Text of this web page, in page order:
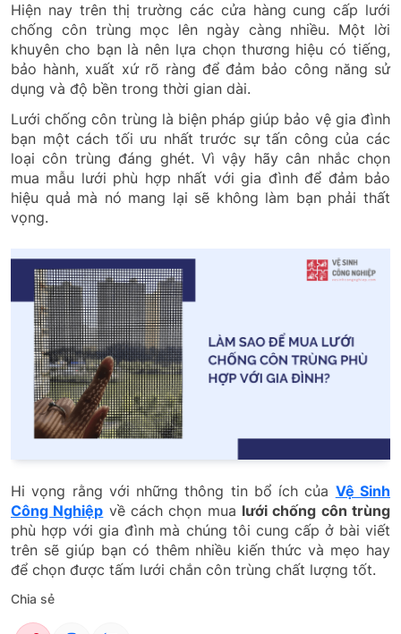
Chia sẻ
Hiện nay trên thị trường các cửa hàng cung cấp lưới
chống côn trùng mọc lên ngày càng nhiều. Một lời
khuyên cho bạn là nên lựa chọn thương hiệu có tiếng,
bảo hành, xuất xứ rõ ràng để đảm bảo công năng sử
dụng và độ bền trong thời gian dài.
Lưới chống côn trùng là biện pháp giúp bảo vệ gia đình
bạn một cách tối ưu nhất trước sự tấn công của các
loại côn trùng đáng ghét. Vì vậy hãy cân nhắc chọn
mua mẫu lưới phù hợp nhất với gia đình để đảm bảo
hiệu quả mà nó mang lại sẽ không làm bạn phải thất
vọng.
Hi vọng rằng với những thông tin bổ ích của Vệ Sinh
Công Nghiệp về cách chọn mua lưới chống côn trùng
phù hợp với gia đình mà chúng tôi cung cấp ở bài viết
trên sẽ giúp bạn có thêm nhiều kiến thức và mẹo hay
để chọn được tấm lưới chắn côn trùng chất lượng tốt.